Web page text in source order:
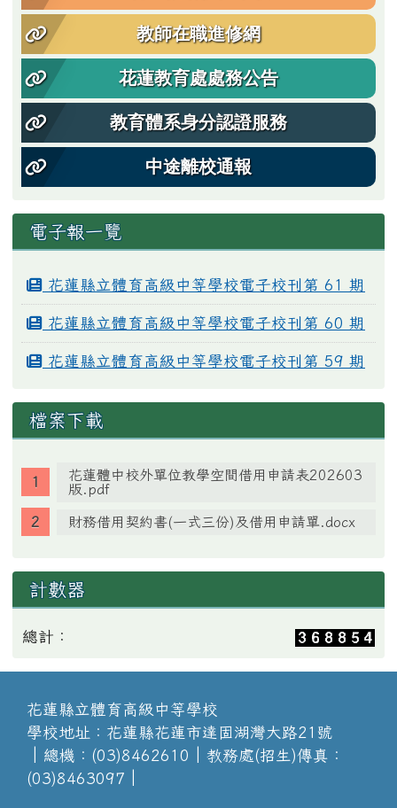
教師在職進修網
花蓮教育處處務公告
教育體系身分認證服務
中途離校通報
電子報一覽
花蓮縣立體育高級中等學校電子校刊第 61 期
花蓮縣立體育高級中等學校電子校刊第 60 期
花蓮縣立體育高級中等學校電子校刊第 59 期
檔案下載
花蓮體中校外單位教學空間借用申請表202603
版.pdf
財務借用契約書(一式三份)及借用申請單.docx
計數器
總計：
花蓮縣立體育高級中等學校
學校地址：花蓮縣花蓮市達固湖灣大路21號
│總機：(03)8462610│教務處(招生)傳真：
(03)8463097│